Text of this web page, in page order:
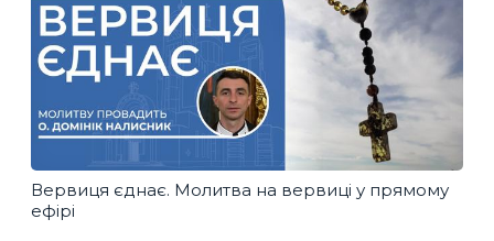
Вервиця єднає. Молитва на вервиці у прямому
ефірі